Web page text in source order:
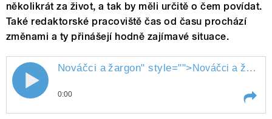
několikrát za život, a tak by měli určitě o čem povídat.
Také redaktorské pracoviště čas od času prochází
změnami a ty přinášejí hodně zajímavé situace.
Nováčci a žargon" style=""> Nováčci a žargon
0:00